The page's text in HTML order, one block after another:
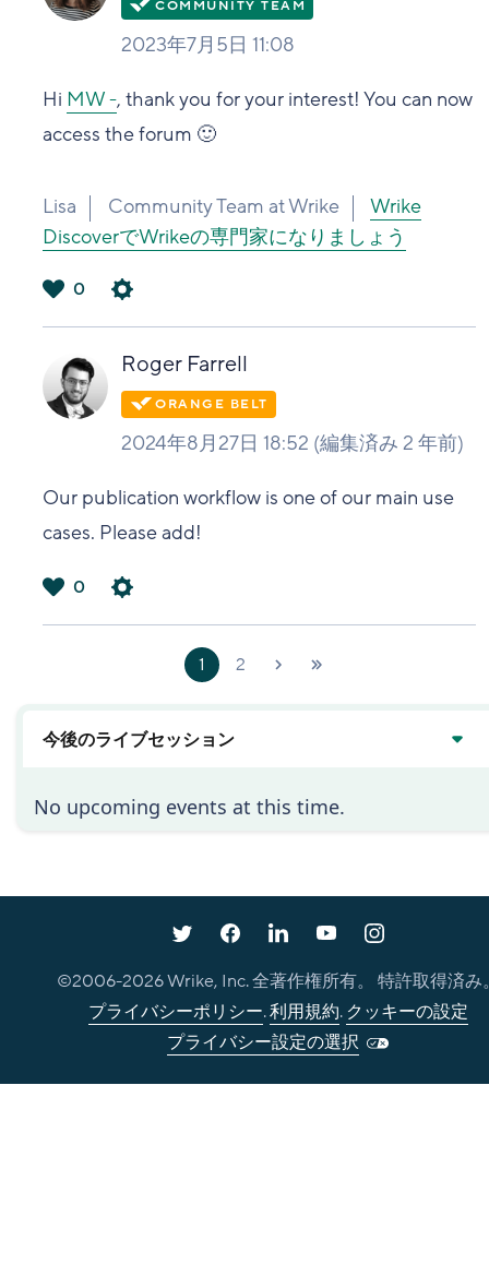
2023年7月5日 11:08
Hi MW -, thank you for your interest! You can now
access the forum 🙂
Lisa Community Team at Wrike
Wrike
DiscoverでWrikeの専門家になりましょう
0
Roger Farrell
2024年8月27日 18:52 (編集済み2 年前)
Our publication workflow is one of our main use
cases. Please add!
0
1 2
次へ
今後のライブセッション
No upcoming events at this time.
©2006-2026Wrike, Inc. 全著作権所有。 特許取得済み
プライバシーポリシー.利用規約. クッキーの設定
プライバシー設定の選択